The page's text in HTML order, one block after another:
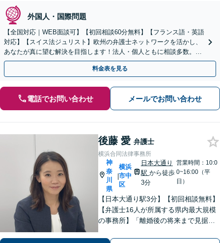
外国人・国際問題
【全国対応｜WEB面談可】【初回相談60分無料】【フランス語・英語
対応】【スイス法ジュリスト】欧州の弁護士ネットワークを活かし、
あなたが真に望む解決を目指します！法人・個人ともに相談多数。細
やかな連絡と粘り強い交渉を徹底【休日・夜間相談可】
料金表を見る
電話でお問い合わせ メールでお問い合わせ
後藤 愛 弁護士
横浜合同法律事務所
神
奈
川
県
|
横浜
市中
区
日本大通り
駅 から徒歩
3分
営業時間：10:0
0~16:00（平
日）
【日本大通り駅3分】【初回相談無料】
【弁護士16人が所属する県内最大規模
の事務所】「離婚後の将来まで見据え